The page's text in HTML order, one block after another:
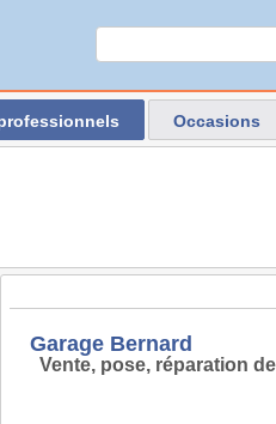
Occasions
Garage Bernard
Vente, pose, réparation